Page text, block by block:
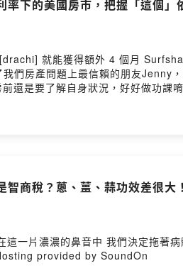
下的美國房市，把握「這個」
服務！ 小孩出生又去了一趟鳳凰城，這兩年想買
們房產問題上最信賴的朋友Jenny
好好做功課唷 美國房貸歡迎找 Jenny 503-816-2888
商稅？蔥、薑、蒜功效差很大
一片濃濃的鼻音中 我們決定拖著
看，台灣的一些民俗偏方是不是真的有效吧！ --Hosting provided by SoundOn